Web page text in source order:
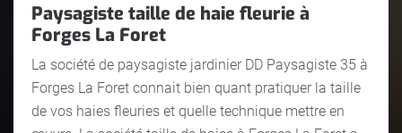
Paysagiste taille de haie fleurie à
Forges La Foret
La société de paysagiste jardinier DD Paysagiste 35 à
Forges La Foret connait bien quant pratiquer la taille
de vos haies fleuries et quelle technique mettre en